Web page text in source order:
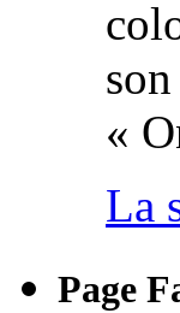
«
La
Page